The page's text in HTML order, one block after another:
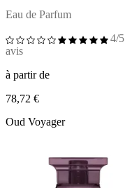
Eau de Parfum
4/5
avis
à partir de
78,72 €
Oud Voyager